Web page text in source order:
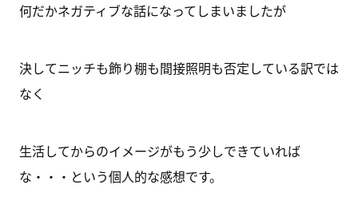
何だかネガティブな話になってしまいましたが
決してニッチも飾り棚も間接照明も否定している訳では
なく
生活してからのイメージがもう少しできていれば
な・・・という個人的な感想です。